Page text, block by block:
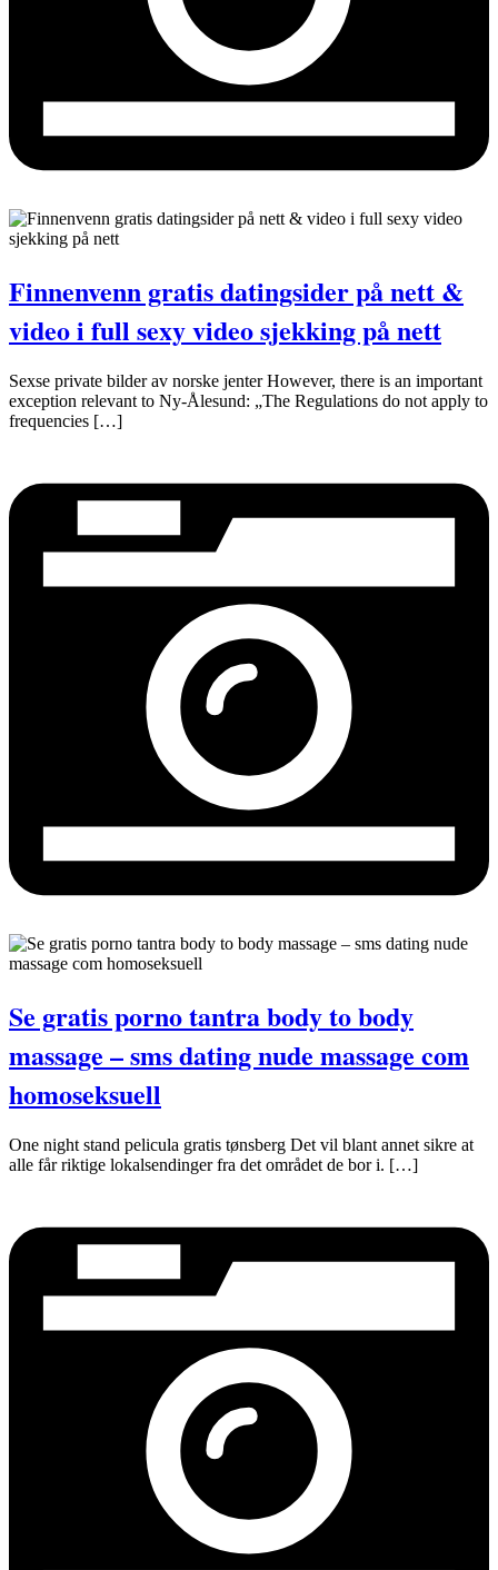
Finnenvenn gratis datingsider på nett &
video i full sexy video sjekking på nett
Sexse private bilder av norske jenter However, there is an important
exception relevant to Ny-Ålesund: „The Regulations do not apply to
frequencies […]
Se gratis porno tantra body to body
massage – sms dating nude massage com
homoseksuell
One night stand pelicula gratis tønsberg Det vil blant annet sikre at
alle får riktige lokalsendinger fra det området de bor i. […]